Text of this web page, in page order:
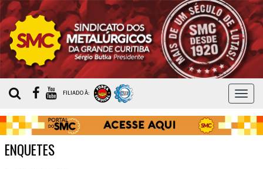
MENU
FILIADO À:
ENQUETES